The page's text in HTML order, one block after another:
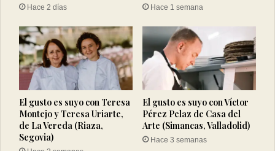
Hace 2 días Hace 1 semana
El gusto es suyo con Teresa
Montejo y Teresa Uriarte,
de La Vereda (Riaza,
Segovia)
El gusto es suyo con Víctor
Pérez Pelaz de Casa del
Arte (Simancas, Valladolid)
Hace 3 semanas